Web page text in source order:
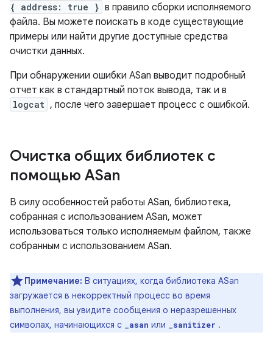
{ address: true } в правило сборки исполняемого
файла. Вы можете поискать в коде существующие
примеры или найти другие доступные средства
очистки данных.
При обнаружении ошибки ASan выводит подробный
отчет как в стандартный поток вывода, так и в
logcat , после чего завершает процесс с ошибкой.
Очистка общих библиотек с
помощью ASan
В силу особенностей работы ASan, библиотека,
собранная с использованием ASan, может
использоваться только исполняемым файлом, также
собранным с использованием ASan.
Примечание: В ситуациях, когда библиотека ASan
загружается в некорректный процесс во время
выполнения, вы увидите сообщения о неразрешенных
символах, начинающихся с
_asan или _sanitizer .